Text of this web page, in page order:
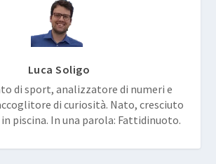
Luca Soligo
di sport, analizzatore di numeri e
di curiosità. Nato, cresciuto
piscina. In una parola: Fattidinuoto.